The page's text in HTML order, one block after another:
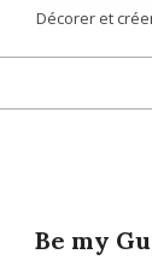
|
Décorer et
Be my